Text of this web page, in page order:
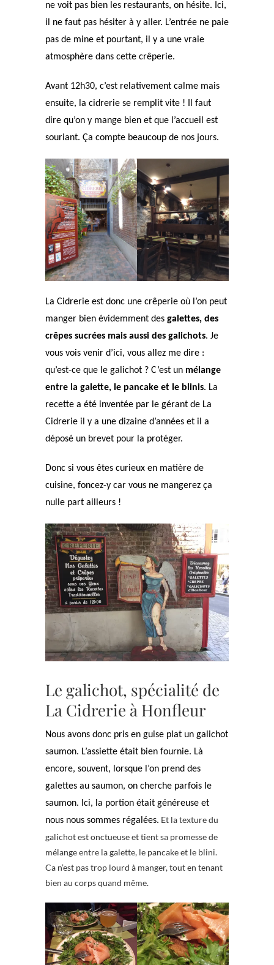
ne voit pas bien les restaurants, on hésite. Ici,
il ne faut pas hésiter à y aller. L’entrée ne paie
pas de mine et pourtant, il y a une vraie
atmosphère dans cette crêperie.
Avant 12h30, c’est relativement calme mais
ensuite, la cidrerie se remplit vite ! Il faut
dire qu’on y mange bien et que l’accueil est
souriant. Ça compte beaucoup de nos jours.
La Cidrerie est donc une crêperie où l’on peut
manger bien évidemment des galettes, des
crêpes sucrées mais aussi des galichots. Je
vous vois venir d’ici, vous allez me dire :
qu’est-ce que le galichot ? C’est un mélange
entre la galette, le pancake et le blinis. La
recette a été inventée par le gérant de La
Cidrerie il y a une dizaine d’années et il a
déposé un brevet pour la protéger.
Donc si vous êtes curieux en matière de
cuisine, foncez-y car vous ne mangerez ça
nulle part ailleurs !
Le galichot, spécialité de
La Cidrerie à Honfleur
Nous avons donc pris en guise plat un galichot
saumon. L’assiette était bien fournie. Là
encore, souvent, lorsque l’on prend des
galettes au saumon, on cherche parfois le
saumon. Ici, la portion était généreuse et
nous nous sommes régalées. Et la texture du
galichot est onctueuse et tient sa promesse de
mélange entre la galette, le pancake et le blini.
Ca n’est pas trop lourd à manger, tout en tenant
bien au corps quand même.